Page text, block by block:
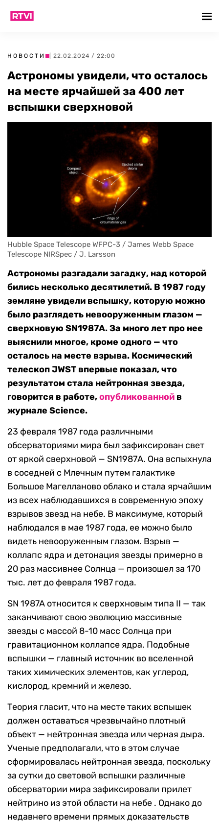
НОВОСТИ | 22.02.2024 / 22:00
Астрономы увидели, что осталось
на месте ярчайшей за 400 лет
вспышки сверхновой
Hubble Space Telescope WFPC-3 / James Webb Space
Telescope NIRSpec / J. Larsson
Астрономы разгадали загадку, над которой
бились несколько десятилетий. В 1987 году
земляне увидели вспышку, которую можно
было разглядеть невооруженным глазом —
сверхновую SN1987А. За много лет про нее
выяснили многое, кроме одного — что
осталось на месте взрыва. Космический
телескоп JWST впервые показал, что
результатом стала нейтронная звезда,
говорится в работе,опубликованной в
журнале Science.
23 февраля 1987 года различными
обсерваториями мира был зафиксирован свет
от яркой сверхновой — SN1987А. Она вспыхнула
в соседней с Млечным путем галактике
Большое Магелланово облако и стала ярчайшим
из всех наблюдавшихся в современную эпоху
взрывов звезд на небе. В максимуме, который
наблюдался в мае 1987 года, ее можно было
видеть невооруженным глазом. Взрыв —
коллапс ядра и детонация звезды примерно в
20 раз массивнее Солнца — произошел за 170
тыс. лет до февраля 1987 года.
SN 1987A относится к сверхновым типа II — так
заканчивают свою эволюцию массивные
звезды с массой 8-10 масс Солнца при
гравитационном коллапсе ядра. Подобные
вспышки — главный источник во вселенной
таких химических элементов, как углерод,
кислород, кремний и железо.
Теория гласит, что на месте таких вспышек
должен оставаться чрезвычайно плотный
объект — нейтронная звезда или черная дыра.
Ученые предполагали, что в этом случае
сформировалась нейтронная звезда, поскольку
за сутки до световой вспышки различные
обсерватории мира зафиксировали прилет
нейтрино из этой области на небе . Однако до
недавнего времени прямых доказательств